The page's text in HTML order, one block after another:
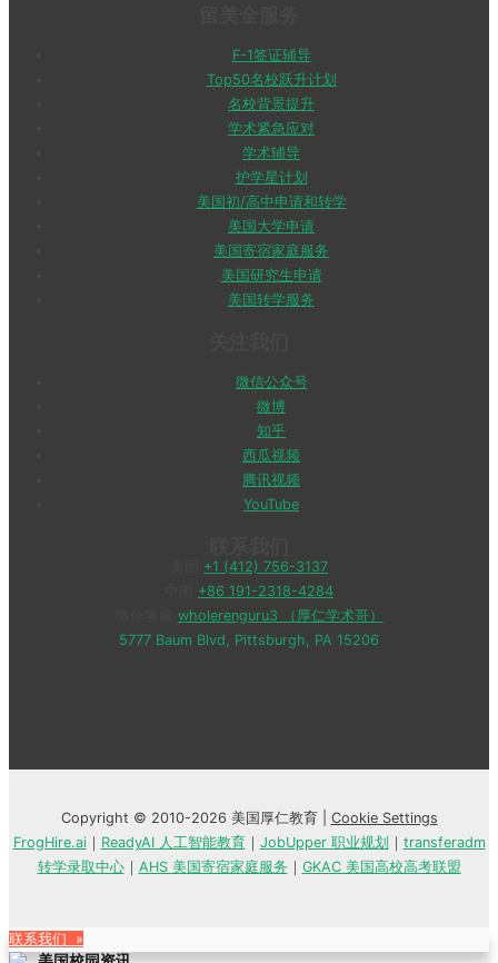
F-1签证辅导
Top50名校跃升计划
名校背景提升
学术紧急应对
学术辅导
护学星计划
美国初/高中申请和转学
美国大学申请
美国寄宿家庭服务
美国研究生申请
美国转学服务
微信公众号
微博
知乎
西瓜视频
腾讯视频
YouTube
+1 (412) 756-3137
+86 191-2318-4284
wholerenguru3 （厚仁学术哥）
5777 Baum Blvd, Pittsburgh, PA 15206
Copyright © 2010-2026 美国厚仁教育 | Cookie Settings
FrogHire.ai｜ ReadyAI 人工智能教育｜ JobUpper 职业规划 ｜ transferadm
转学录取中心｜ AHS 美国寄宿家庭服务 ｜ GKAC 美国高校高考联盟
联系我们 »